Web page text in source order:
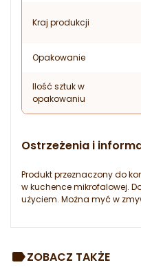
Kraj produkcji
Opakowanie
Ilość sztuk w
opakowaniu
Ostrzeżenia i
Produkt przeznaczony do
w kuchence mikrofalowej.
użyciem. Można myć w
ZOBACZ TAKŻE